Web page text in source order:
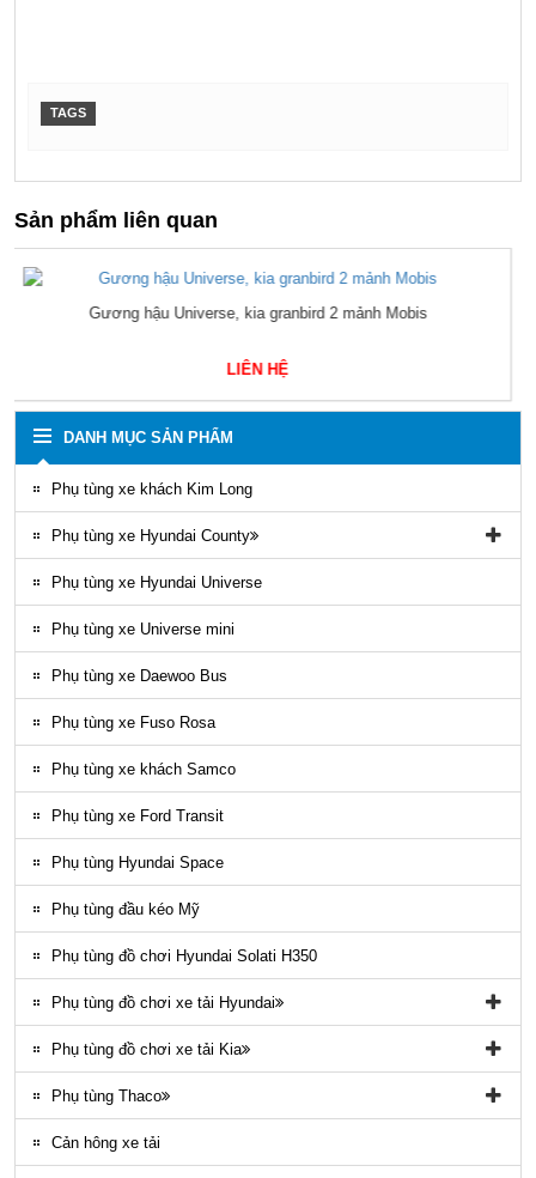
TAGS
Sản phẩm liên quan
BÓNG HƠI BẦU HƠI XE KHÁCH 945, 661 Firestone Universe,
LIÊN HỆ
DANH MỤC SẢN PHẨM
Phụ tùng xe khách Kim Long
Phụ tùng xe Hyundai County
Phụ tùng vỏ xe County
Phụ kiện ghế county
Gioăng County
Phụ tùng gầm máy County
Ốp nhựa ngoại thất County
ĐÈN LED COUNTY
Nội thất County
Ngoại thất County
Phụ tùng điều hòa County
Phụ tùng xe Hyundai Universe
Phụ tùng xe Universe mini
Phụ tùng xe Daewoo Bus
Phụ tùng xe Fuso Rosa
Phụ tùng xe khách Samco
Phụ tùng xe Ford Transit
Phụ tùng Hyundai Space
Phụ tùng đầu kéo Mỹ
Phụ tùng đồ chơi Hyundai Solati H350
Phụ tùng đồ chơi xe tải Hyundai
Phụ tùng đồ chơi xe tải Hyundai HD65, HD72
Phụ tùng Trago
Phụ tung hyundai mighty ex8
Phụ tùng đồ chơi xe tải Kia
Phụ tùng đồ chơi kia Bongo
Phụ tùng Kia K3000
Phụ tùng Thaco
Phụ tùng vỏ xe khách Thaco
Cản hông xe tải